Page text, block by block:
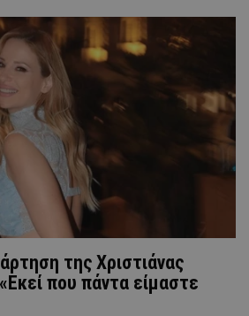
της Χριστιάνας
που πάντα είμαστε